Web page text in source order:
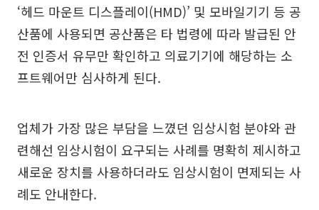
‘헤드 마운트 디스플레이(HMD)’ 및 모바일기기 등 공
산품에 사용되면 공산품은 타 법령에 따라 발급된 안
전 인증서 유무만 확인하고 의료기기에 해당하는 소
프트웨어만 심사하게 된다.
업체가 가장 많은 부담을 느꼈던 임상시험 분야와 관
련해선 임상시험이 요구되는 사례를 명확히 제시하고
새로운 장치를 사용하더라도 임상시험이 면제되는 사
례도 안내한다.